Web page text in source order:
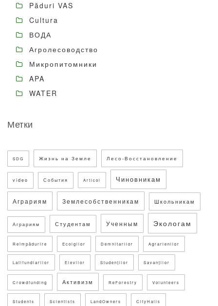
Păduri VAS
Cultura
ВОДА
Агролесоводство
Микропитомники
APA
WATER
Метки
SDG Жизнь на Земле Лесо-Восстановление
video События Articol Чиновникам
Аграриям Землесобственникам Школьникам
Аграриям Студентам Ученным Экологам
Reîmpădurire Ecolgilor Demnitarilor Agrarienilor
Latifundiarilor Elevilor Studenților Savanților
Crowdfunding Активизм ReForestry Volunteers
Students Scientists LandOwners CityHalls